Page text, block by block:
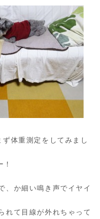
体重測定をしてみまし
、か細い鳴き声でイヤイ
れて目線が外れちゃって